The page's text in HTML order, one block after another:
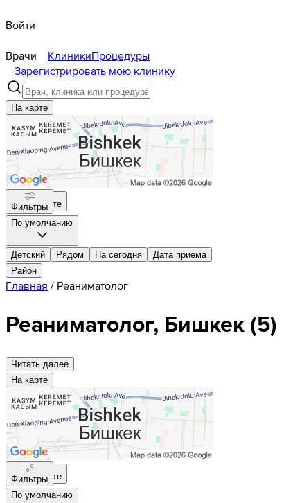
Войти
Врачи КлиникиПроцедуры
Зарегистрировать мою клинику
На карте
На карте
Фильтры
По умолчанию
Детский Рядом На сегодня
Дата приема
Район
Главная / Реаниматолог
Реаниматолог, Бишкек(5)
Читать далee
На карте
На карте
Фильтры
По умолчанию